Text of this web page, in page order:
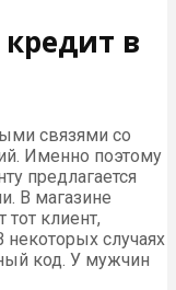
в
связями со
Именно поэтому
предлагается
В магазине
клиент,
некоторых случаях
код. У мужчин